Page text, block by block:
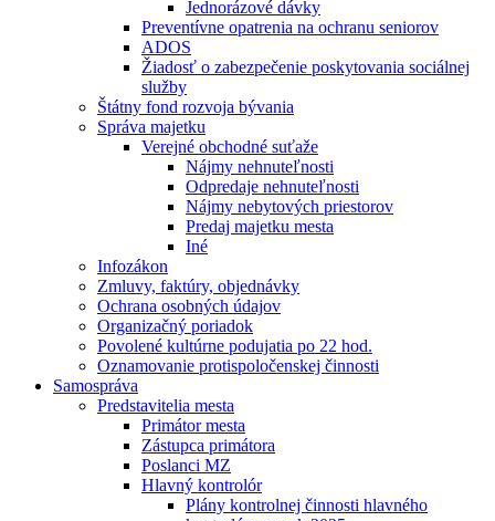
Jednorázové dávky
Preventívne opatrenia na ochranu seniorov
ADOS
Žiadosť o zabezpečenie poskytovania sociálnej
služby
Štátny fond rozvoja bývania
Správa majetku
Verejné obchodné suťaže
Nájmy nehnuteľnosti
Odpredaje nehnuteľnosti
Nájmy nebytových priestorov
Predaj majetku mesta
Iné
Infozákon
Zmluvy, faktúry, objednávky
Ochrana osobných údajov
Organizačný poriadok
Povolené kultúrne podujatia po 22 hod.
Oznamovanie protispoločenskej činnosti
Samospráva
Predstavitelia mesta
Primátor mesta
Zástupca primátora
Poslanci MZ
Hlavný kontrolór
Plány kontrolnej činnosti hlavného